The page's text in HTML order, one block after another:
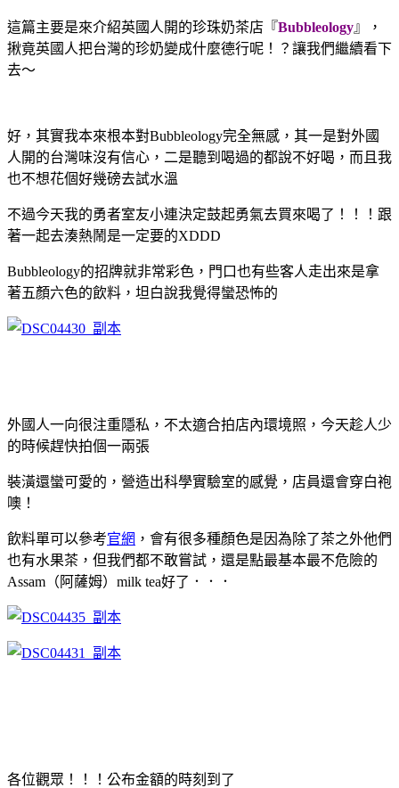
這篇主要是來介紹英國人開的珍珠奶茶店『Bubbleology』，
揪竟英國人把台灣的珍奶變成什麼德行呢！？讓我們繼續看下
去～
好，其實我本來根本對Bubbleology完全無感，其一是對外國
人開的台灣味沒有信心，二是聽到喝過的都說不好喝，而且我
也不想花個好幾磅去試水溫
不過今天我的勇者室友小連決定鼓起勇氣去買來喝了！！！跟
著一起去湊熱鬧是一定要的XDDD
Bubbleology的招牌就非常彩色，門口也有些客人走出來是拿
著五顏六色的飲料，坦白說我覺得蠻恐怖的
外國人一向很注重隱私，不太適合拍店內環境照，今天趁人少
的時候趕快拍個一兩張
裝潢還蠻可愛的，營造出科學實驗室的感覺，店員還會穿白袍
噢！
飲料單可以參考官網 ，會有很多種顏色是因為除了茶之外他們
也有水果茶，但我們都不敢嘗試，還是點最基本最不危險的
Assam（阿薩姆）milk tea好了．．．
各位觀眾！！！公布金額的時刻到了